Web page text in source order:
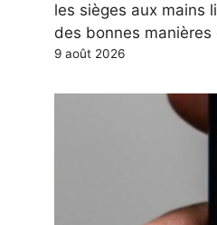
les sièges aux mains
des bonnes manières
9 août 2026